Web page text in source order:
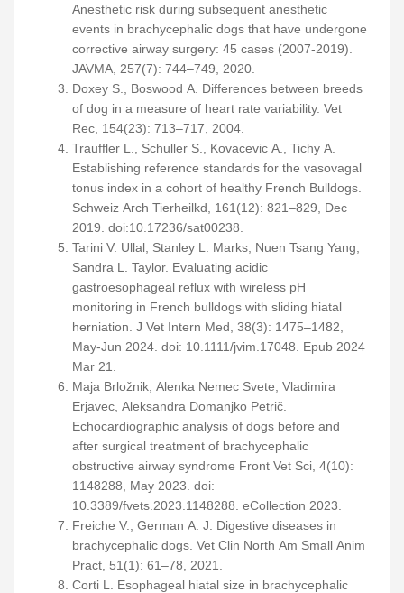
Anesthetic risk during subsequent anesthetic
events in brachycephalic dogs that have undergone
corrective airway surgery: 45 cases (2007-2019).
JAVMA, 257(7): 744–749, 2020.
Doxey S., Boswood A. Differences between breeds
of dog in a measure of heart rate variability. Vet
Rec, 154(23): 713–717, 2004.
Trauffler L., Schuller S., Kovacevic A., Tichy A.
Establishing reference standards for the vasovagal
tonus index in a cohort of healthy French Bulldogs.
Schweiz Arch Tierheilkd, 161(12): 821–829, Dec
2019. doi:10.17236/sat00238.
Tarini V. Ullal, Stanley L. Marks, Nuen Tsang Yang,
Sandra L. Taylor. Evaluating acidic
gastroesophageal reflux with wireless pH
monitoring in French bulldogs with sliding hiatal
herniation. J Vet Intern Med, 38(3): 1475–1482,
May-Jun 2024. doi: 10.1111/jvim.17048. Epub 2024
Mar 21.
Maja Brložnik, Alenka Nemec Svete, Vladimira
Erjavec, Aleksandra Domanjko Petrič.
Echocardiographic analysis of dogs before and
after surgical treatment of brachycephalic
obstructive airway syndrome Front Vet Sci, 4(10):
1148288, May 2023. doi:
10.3389/fvets.2023.1148288. eCollection 2023.
Freiche V., German A. J. Digestive diseases in
brachycephalic dogs. Vet Clin North Am Small Anim
Pract, 51(1): 61–78, 2021.
Corti L. Esophageal hiatal size in brachycephalic